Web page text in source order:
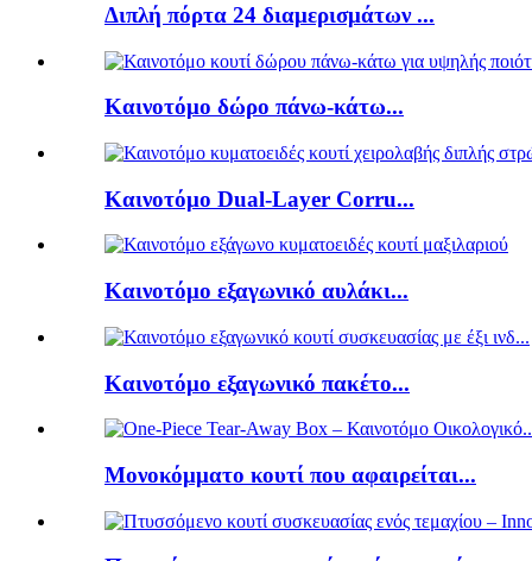
Διπλή πόρτα 24 διαμερισμάτων ...
Καινοτόμο δώρο πάνω-κάτω...
Καινοτόμο Dual-Layer Corru...
Καινοτόμο εξαγωνικό αυλάκι...
Καινοτόμο εξαγωνικό πακέτο...
Μονοκόμματο κουτί που αφαιρείται...